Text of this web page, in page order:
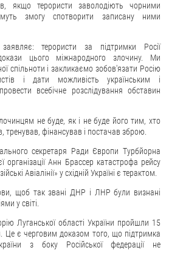
якщо терористи заволодіють чорними
змогу спотворити записану ними
терористи за підтримки Росії
цього міжнародного злочину. Ми
спільноти і закликаємо зобов'язати Росію
і дати можливість українським і
всебічне розслідування обставин
не буде, як і не буде його тим, хто
тренував, фінансував і постачав зброю.
секретаря Ради Європи Турбйорна
організації Анн Брассер катастрофа рейсу
Авіалінії» у східній Україні є терактом.
щоб так звані ДНР і ЛНР були визнані
у світі.
Луганської області України пройшли 15
Це є черговим доказом того, що підтримка
з боку Російської федерації не